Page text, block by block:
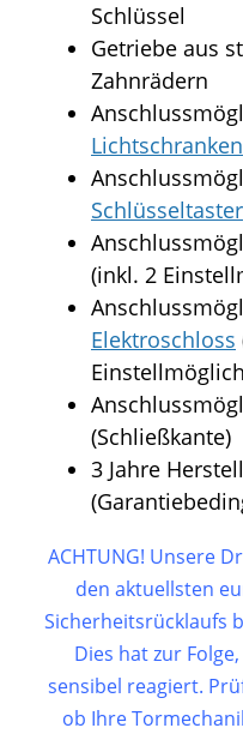
Schlüssel
Getriebe aus
Zahnrädern
Lichtschranken
Schlüsseltaster
(inkl. 2
Elektroschloss
(Schließkante)
3 Jahre
ACHTUNG! Unsere
den aktuellsten
Sicherheitsrücklaufs
Dies hat zur
sensibel reagiert.
ob Ihre